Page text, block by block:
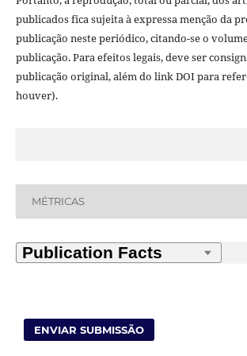
publicados fica sujeita à expressa menção da
publicação neste periódico, citando-se o
publicação. Para efeitos legais, deve ser
publicação original, além do link DOI para
houver).
MÉTRICAS
ENVIAR SUBMISSÃO